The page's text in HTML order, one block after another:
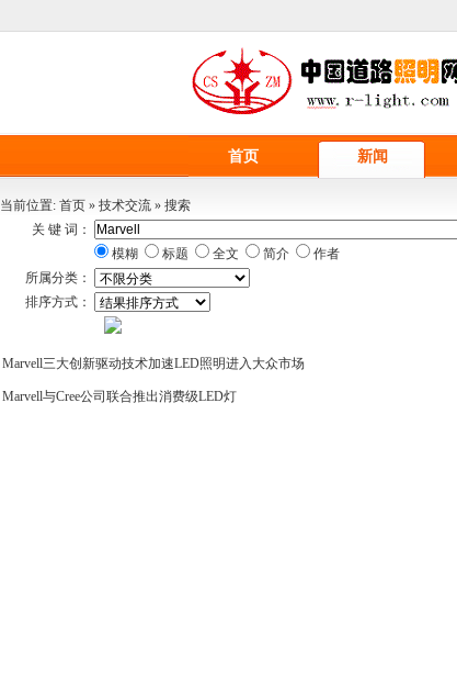
首页 新闻
当前位置: 首页 » 技术交流 » 搜索
关 键 词：
模糊
标题 全文 简介
作者
所属分类：
排序方式：
Marvell三大创新驱动技术加速LED照明进入大众市场
Marvell与Cree公司联合推出消费级LED灯